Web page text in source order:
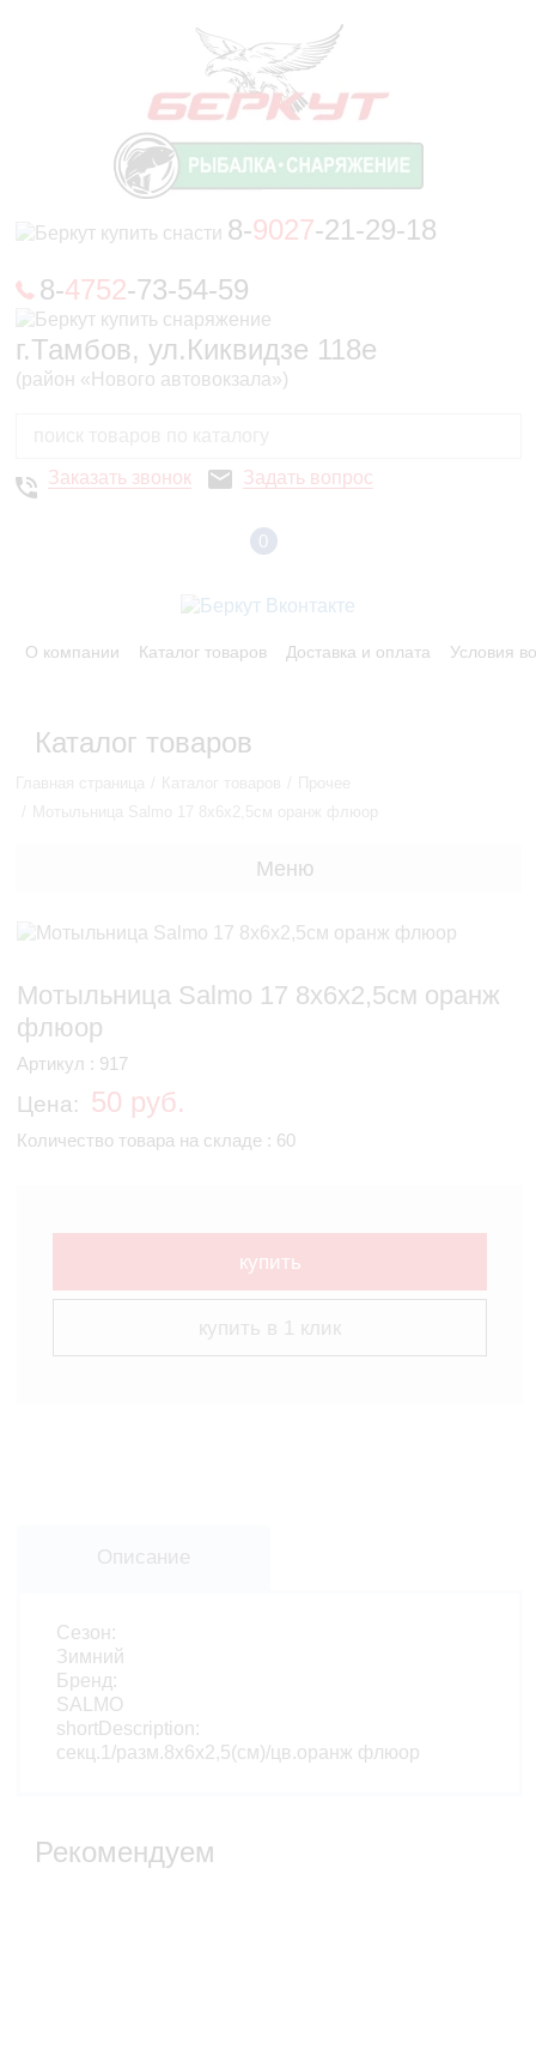
8-9027-21-29-18
8-4752-73-54-59
г.Тамбов, ул.Киквидзе 118е
(район «Нового автовокзала»)
Заказать звонок Задать вопрос
0
О компании Каталог товаров Доставка и оплата Условия
Каталог товаров
Меню
Мотыльница Salmo 17 8х6х2,5см оранж
флюор
Артикул : 917
Цена: 50 руб.
Количество товара на складе : 60
купить
купить в 1 клик
Описание
Сезон:
Зимний
Бренд:
SALMO
shortDescription:
секц.1/разм.8х6х2,5(см)/цв.оранж флюор
Рекомендуем